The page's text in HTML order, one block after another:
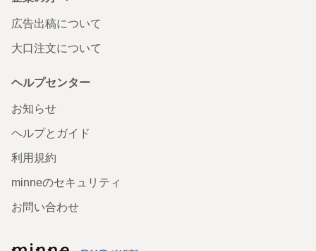
広告出稿について
大口注文について
ヘルプセンター
お知らせ
ヘルプとガイド
利用規約
minneのセキュリティ
お問い合わせ